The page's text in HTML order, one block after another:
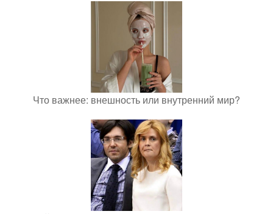
Что важнее: внешность или внутренний мир?